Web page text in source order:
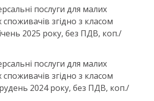
послуги для малих
згідно з класом
2025 року, без ПДВ, коп./
послуги для малих
згідно з класом
2024 року, без ПДВ, коп./